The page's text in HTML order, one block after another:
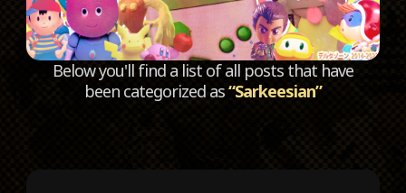
Below you'll find a list of all posts that have
been categorized as“Sarkeesian”